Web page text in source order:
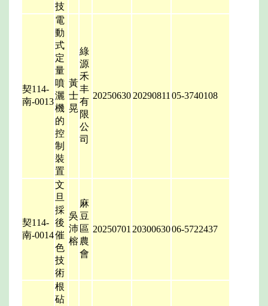
技
契114-
南-0013
電
動
式
定
量
噴
灑
機
的
控
制
裝
置
黃
士
晃
綠
源
禾
丰
有
限
公
司
20250630 20290811 05-3740108
契114-
南-0014
文
旦
採
後
催
色
技
術
吳
沛
榕
麻
豆
區
農
會
20250701 2030063006-5722437
根
砧